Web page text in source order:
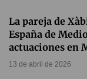
La pareja de
España de
actuaciones en
13 de abril de 2026